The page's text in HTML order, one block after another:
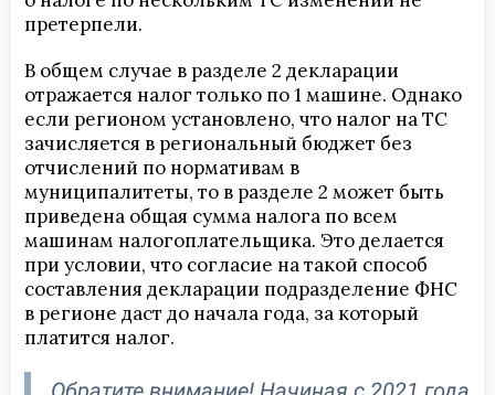
претерпели.
В общем случае в разделе 2 декларации
отражается налог только по 1 машине. Однако
если регионом установлено, что налог на ТС
зачисляется в региональный бюджет без
отчислений по нормативам в
муниципалитеты, то в разделе 2 может быть
приведена общая сумма налога по всем
машинам налогоплательщика. Это делается
при условии, что согласие на такой способ
составления декларации подразделение ФНС
в регионе даст до начала года, за который
платится налог.